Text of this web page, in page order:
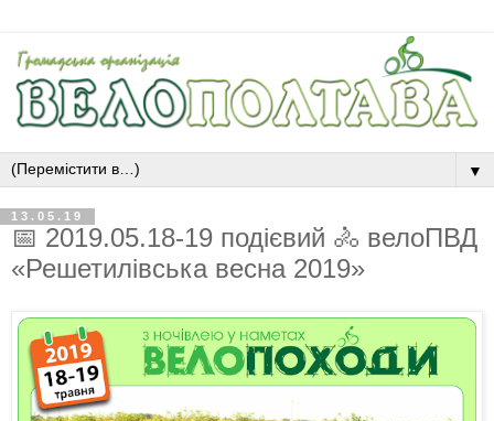
▼
13.05.19
📅 2019.05.18-19 подієвий 🚴 велоПВД
«Решетилівська весна 2019»